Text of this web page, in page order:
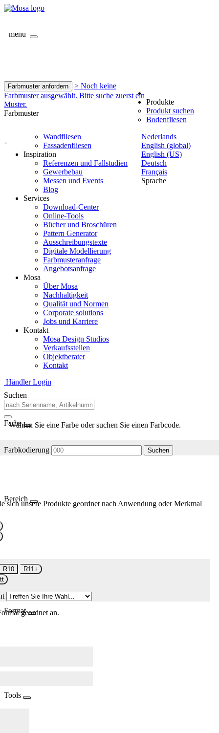
menu
Farbmuster anfordern
> Noch keine
Farbmuster ausgewählt. Bitte suche zuerst ein
Muster.
Farbmuster
-
Nederlands
English (global)
English (US)
Deutsch
Français
Sprache
Produkte
Produkt suchen
Bodenfliesen
Wandfliesen
Fassadenfliesen
Inspiration
Referenzen und Fallstudien
Gewerbebau
Messen und Events
Blog
Services
Download-Center
Online-Tools
Bücher und Broschüren
Pattern Generator
Ausschreibungstexte
Digitale Modellierung
Farbmusteranfrage
Angebotsanfrage
Mosa
Über Mosa
Nachhaltigkeit
Qualität und Normen
Corporate solutions
Jobs und Karriere
Kontakt
Mosa Design Studios
Verkaufsstellen
Objektberater
Kontakt
Händler Login
Suchen
Farbe
Wählen Sie eine Farbe oder suchen Sie einen Farbcode.
Farbkodierung Suchen
Bereich
sich unsere Produkte geordnet nach Anwendung oder Merkmal
R10
R11+
Formatgeordnet an.
Tools